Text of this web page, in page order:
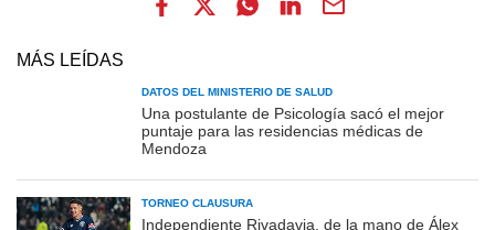
MÁS LEÍDAS
DATOS DEL MINISTERIO DE SALUD
Una postulante de Psicología sacó el mejor
puntaje para las residencias médicas de
Mendoza
TORNEO CLAUSURA
Independiente Rivadavia, de la mano de Álex